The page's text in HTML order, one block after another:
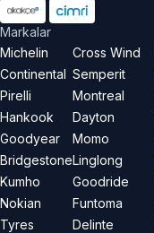
Markalar
Michelin
Continental
Pirelli
Hankook
Goodyear
Bridgestone
Kumho
Nokian
Tyres
Cross Wind
Semperit
Montreal
Dayton
Momo
Linglong
Goodride
Funtoma
Delinte